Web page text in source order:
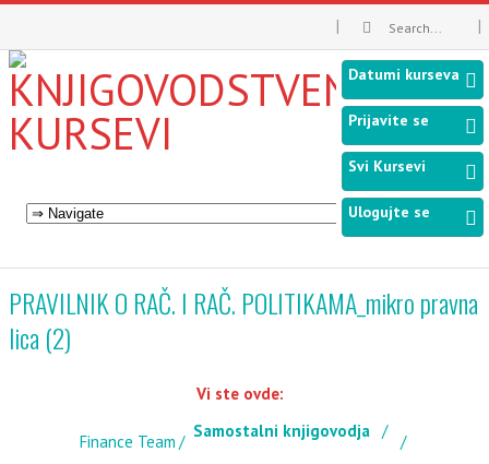
PRAVILNIK O RAČ. I RAČ. POLITIKAMA_mikro pravna
lica (2)
Vi ste ovde:
Finance Team
Samostalni knjigovodja
Datumi kurseva
Prijavite se
Svi Kursevi
Ulogujte se